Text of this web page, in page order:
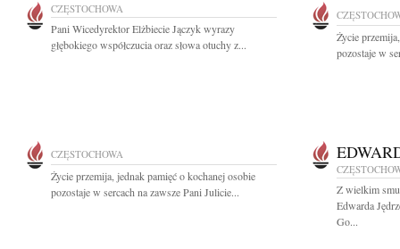
CZĘSTOCHOWA
Pani Wicedyrektor Elżbiecie Jączyk wyrazy
głębokiego współczucia oraz słowa otuchy z...
Życie
pozostaje w
CZĘSTOCHOWA
Życie przemija, jednak pamięć o kochanej osobie
pozostaje w sercach na zawsze Pani Julicie...
Z wielkim
Edwarda
Go...